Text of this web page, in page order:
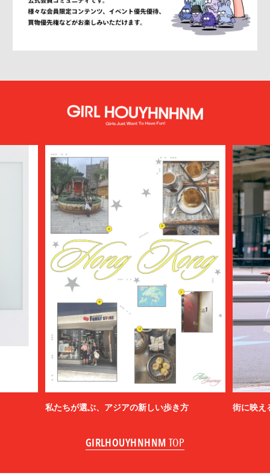
私たちが選ぶ、アジアの新しい歩き方 街に映え
GIRLHOUYHNHNM TOP